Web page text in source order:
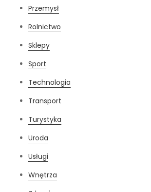
Przemysł
Rolnictwo
Sklepy
Sport
Technologia
Transport
Turystyka
Uroda
Usługi
Wnętrza